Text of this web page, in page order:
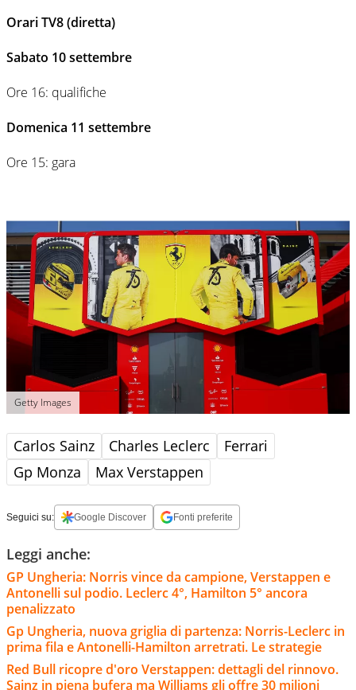
Orari TV8 (diretta)
Sabato 10 settembre
Ore 16: qualifiche
Domenica 11 settembre
Ore 15: gara
Getty Images
Carlos Sainz Charles Leclerc
Ferrari
Gp Monza
Max Verstappen
Seguici su: Google Discover Fonti preferite
Leggi anche:
GP Ungheria: Norris vince da campione, Verstappen e
Antonelli sul podio. Leclerc 4°, Hamilton 5° ancora
penalizzato
Gp Ungheria, nuova griglia di partenza: Norris-Leclerc in
prima fila e Antonelli-Hamilton arretrati. Le strategie
Red Bull ricopre d'oro Verstappen: dettagli del rinnovo.
Sainz in piena bufera ma Williams gli offre 30 milioni